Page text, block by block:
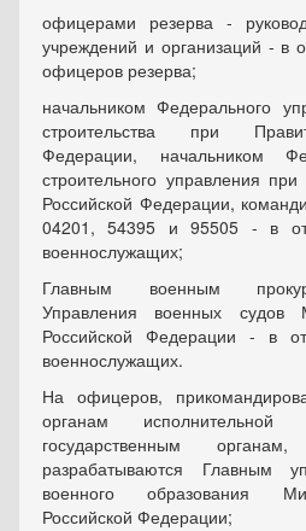
офицерами резерва -
учреждений и организаций - в
офицеров резерва;
начальником Федерального
строительства при
Федерации, начальником
строительного управления
Российской Федерации,
04201, 54395 и 95505 - в
военнослужащих;
Главным военным
Управления военных судов
Российской Федерации - в
военнослужащих.
На офицеров,
органам
государственным
разрабатываются Главным
военного образования
Российской Федерации;